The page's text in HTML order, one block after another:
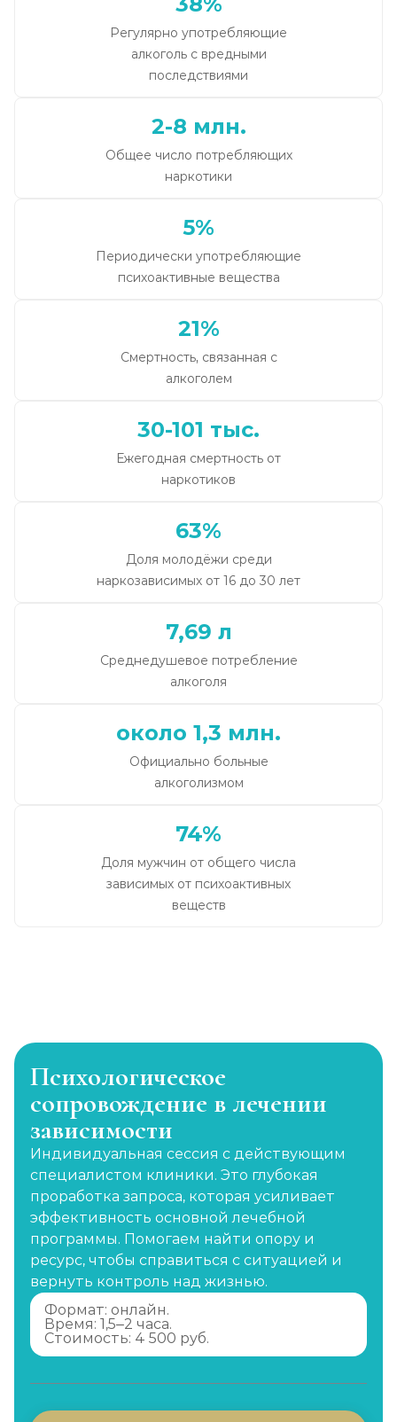
Регулярно употребляющие
алкоголь с вредными
последствиями
2-8 млн.
Общее число потребляющих
наркотики
5%
Периодически употребляющие
психоактивные вещества
21%
Смертность, связанная с
алкоголем
30-101 тыс.
Ежегодная смертность от
наркотиков
63%
Доля молодёжи среди
наркозависимых от 16 до 30 лет
7,69 л
Среднедушевое потребление
алкоголя
около 1,3 млн.
Официально больные
алкоголизмом
74%
Доля мужчин от общего числа
зависимых от психоактивных
веществ
Психологическое
сопровождение в лечении
зависимости
Индивидуальная сессия с действующим
специалистом клиники. Это глубокая
проработка запроса, которая усиливает
эффективность основной лечебной
программы. Помогаем найти опору и
ресурс, чтобы справиться с ситуацией и
вернуть контроль над жизнью.
Формат: онлайн.
Время: 1,5–2 часа.
Стоимость: 4 500 руб.